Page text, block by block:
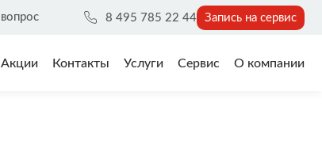
8 495 785 22 44 Запись на сервис
Акции Контакты Услуги Сервис О компании